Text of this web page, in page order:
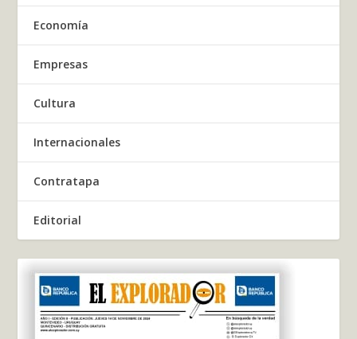
Economía
Empresas
Cultura
Internacionales
Contratapa
Editorial